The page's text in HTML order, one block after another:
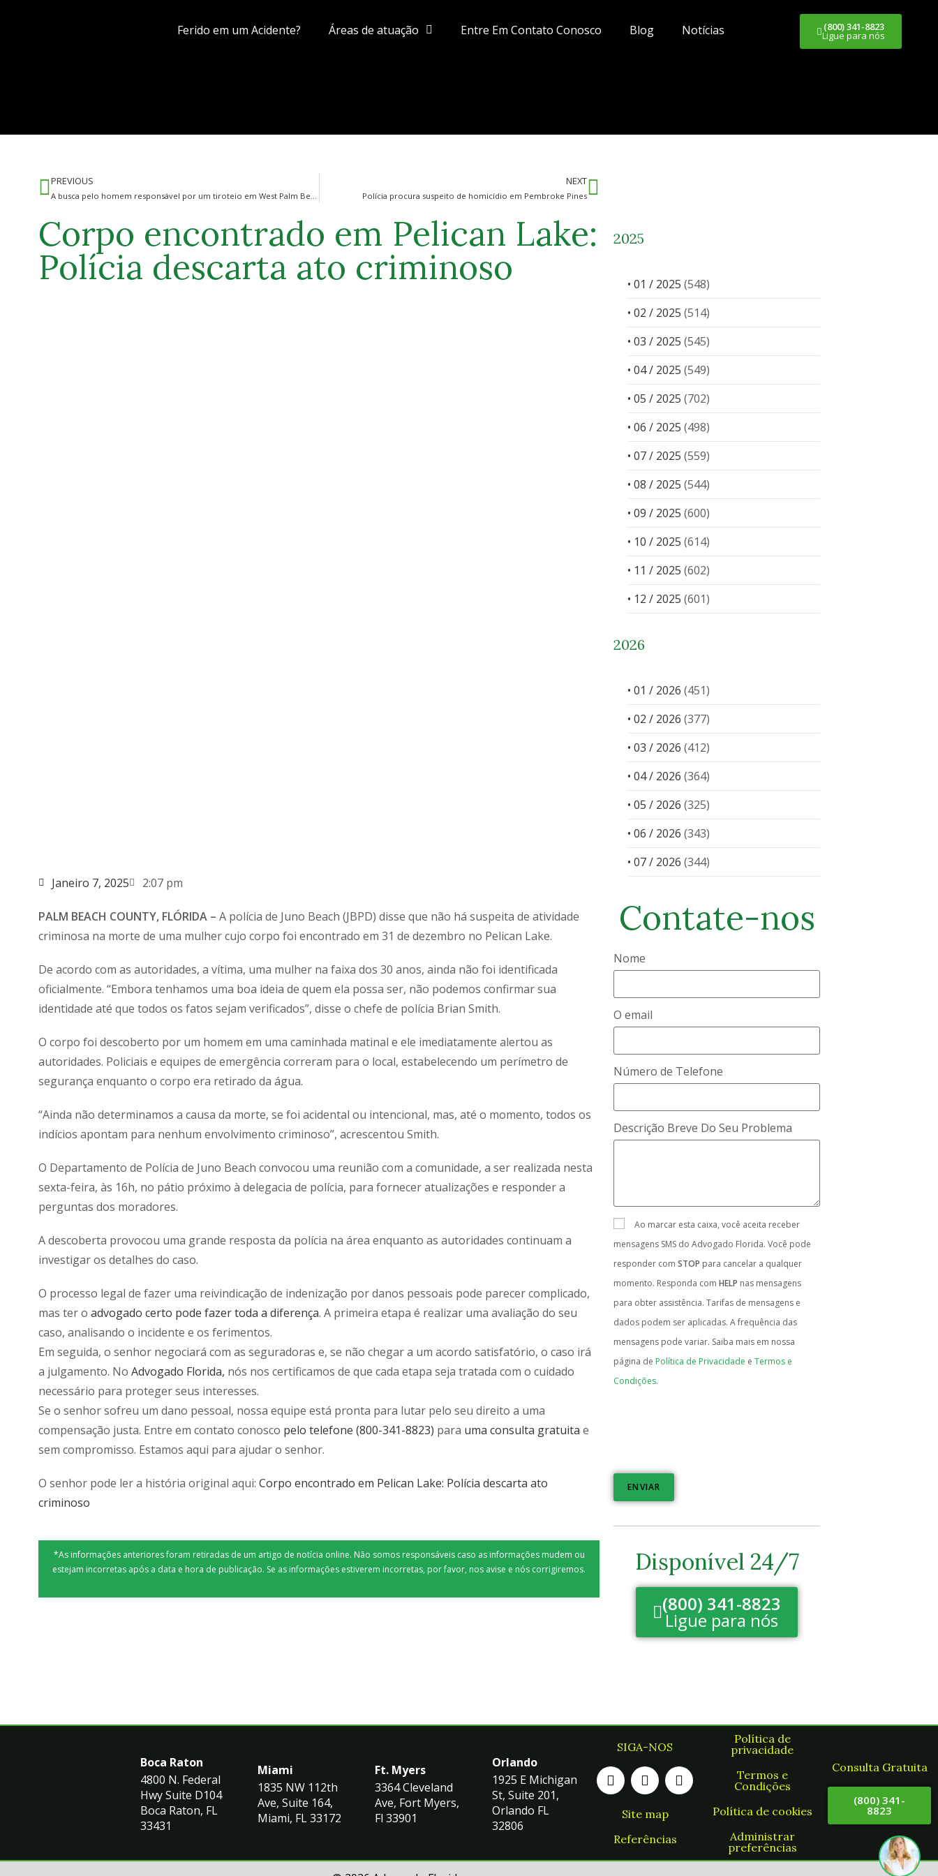
(800) 341-8823
Ligue para nós
Ferido em um Acidente? Áreas de atuação Entre Em Contato Conosco Blog Notícias
PREVIOUS
A busca pelo homem responsável por um tiroteio em West Palm Beach continua
NEXT
Polícia procura suspeito de homicídio em Pembroke Pines
Corpo encontrado em Pelican Lake:
Polícia descarta ato criminoso
Janeiro 7, 2025 2:07 pm
PALM BEACH COUNTY, FLÓRIDA – A polícia de Juno Beach (JBPD) disse que não há suspeita de atividade
criminosa na morte de uma mulher cujo corpo foi encontrado em 31 de dezembro no Pelican Lake.
De acordo com as autoridades, a vítima, uma mulher na faixa dos 30 anos, ainda não foi identificada
oficialmente. “Embora tenhamos uma boa ideia de quem ela possa ser, não podemos confirmar sua
identidade até que todos os fatos sejam verificados”, disse o chefe de polícia Brian Smith.
O corpo foi descoberto por um homem em uma caminhada matinal e ele imediatamente alertou as
autoridades. Policiais e equipes de emergência correram para o local, estabelecendo um perímetro de
segurança enquanto o corpo era retirado da água.
“Ainda não determinamos a causa da morte, se foi acidental ou intencional, mas, até o momento, todos os
indícios apontam para nenhum envolvimento criminoso”, acrescentou Smith.
O Departamento de Polícia de Juno Beach convocou uma reunião com a comunidade, a ser realizada nesta
sexta-feira, às 16h, no pátio próximo à delegacia de polícia, para fornecer atualizações e responder a
perguntas dos moradores.
A descoberta provocou uma grande resposta da polícia na área enquanto as autoridades continuam a
investigar os detalhes do caso.
O processo legal de fazer uma reivindicação de indenização por danos pessoais pode parecer complicado,
mas ter o advogado certo pode fazer toda a diferença. A primeira etapa é realizar uma avaliação do seu
caso, analisando o incidente e os ferimentos.
Em seguida, o senhor negociará com as seguradoras e, se não chegar a um acordo satisfatório, o caso irá
a julgamento. No Advogado Florida, nós nos certificamos de que cada etapa seja tratada com o cuidado
necessário para proteger seus interesses.
Se o senhor sofreu um dano pessoal, nossa equipe está pronta para lutar pelo seu direito a uma
compensação justa. Entre em contato conosco pelo telefone (800-341-8823) para uma consulta gratuita e
sem compromisso. Estamos aqui para ajudar o senhor.
O senhor pode ler a história original aqui: Corpo encontrado em Pelican Lake: Polícia descarta ato
criminoso
*As informações anteriores foram retiradas de um artigo de notícia online. Não somos responsáveis caso as informações mudem ou
estejam incorretas após a data e hora de publicação. Se as informações estiverem incorretas, por favor, nos avise e nós corrigiremos.
2025
• 01 / 2025 (548)
• 02 / 2025 (514)
• 03 / 2025 (545)
• 04 / 2025 (549)
• 05 / 2025 (702)
• 06 / 2025 (498)
• 07 / 2025 (559)
• 08 / 2025 (544)
• 09 / 2025 (600)
• 10 / 2025 (614)
• 11 / 2025 (602)
• 12 / 2025 (601)
2026
• 01 / 2026 (451)
• 02 / 2026 (377)
• 03 / 2026 (412)
• 04 / 2026 (364)
• 05 / 2026 (325)
• 06 / 2026 (343)
• 07 / 2026 (344)
Contate-nos
Nome
O email
Número de Telefone
Descrição Breve Do Seu Problema
Ao marcar esta caixa, você aceita receber
mensagens SMS do Advogado Florida. Você pode
responder comSTOP para cancelar a qualquer
momento. Responda comHELP nas mensagens
para obter assistência. Tarifas de mensagens e
dados podem ser aplicadas. A frequência das
mensagens pode variar. Saiba mais em nossa
página de Política de Privacidade eTermos e
Condições.
ENVIAR
Disponível 24/7
(800) 341-8823
Ligue para nós
Boca Raton
4800 N. Federal
Hwy Suite D104
Boca Raton, FL
33431
Miami
1835 NW 112th
Ave, Suite 164,
Miami, FL 33172
Ft. Myers
3364 Cleveland
Ave, Fort Myers,
Fl 33901
Orlando
1925 E Michigan
St, Suite 201,
Orlando FL
32806
SIGA-NOS
Site map
Referências
Política de
privacidade
Termos e
Condições
Política de cookies
Administrar
preferências
Consulta Gratuita
(800) 341-
8823